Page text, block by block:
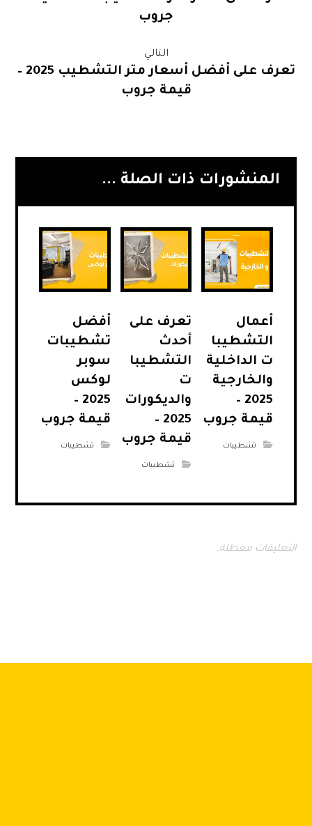
جروب
التالي
تعرف على أفضل أسعار متر التشطيب 2025 –
قيمة جروب
المنشورات ذات الصلة ...
أعمال
التشطيبا
ت الداخلية
والخارجية
2025 –
قيمة جروب
تشطيبات
تعرف على
أحدث
التشطيبا
ت
والديكورات
2025 –
قيمة جروب
تشطيبات
أفضل
تشطيبات
سوبر
لوكس
2025 –
قيمة جروب
تشطيبات
التعليقات معطلة.